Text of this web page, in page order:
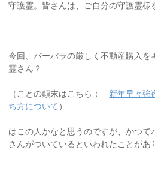
守護霊。皆さんは、ご自分の守護霊様
今回、バーバラの厳しく不動産購入を
霊さん？
（ことの顛末はこちら： 新年早々強
ち方について ）
はこの人かなと思うのですが、かつて
さんがついているといわれたことがあ